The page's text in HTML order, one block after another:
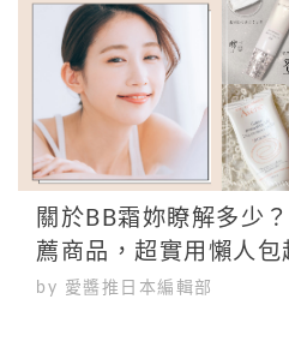
關於BB霜妳瞭解多少
薦商品，超實用懶人包
by 愛醬推日本編輯部